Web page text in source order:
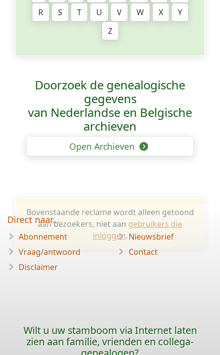
R
S T U V W X
Y
Z
Doorzoek de genealogische
gegevens
van Nederlandse en Belgische
archieven
Open Archieven
Bovenstaande reclame wordt alleen getoond
aan bezoekers, niet aan gebruikers die
inloggen.
Direct naar...
Abonnement
Vraag/antwoord
Disclaimer
Nieuwsbrief
Contact
Wilt u uw stamboom via Internet laten
zien aan familie, vrienden en collega-